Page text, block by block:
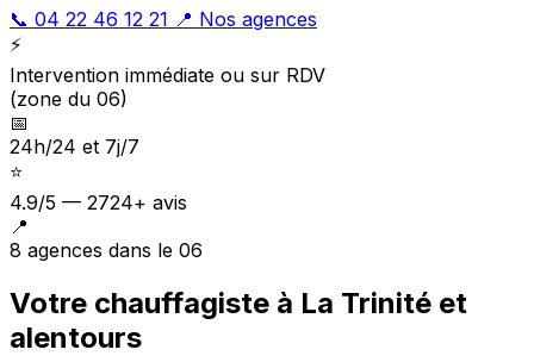
📞 04 22 46 12 21 📍 Nos agences
⚡
Intervention immédiate ou sur RDV
(zone du 06)
📅
24h/24 et 7j/7
⭐
4.9/5 — 2724+ avis
📍
8 agences dans le 06
Votre chauffagiste à La Trinité et
alentours